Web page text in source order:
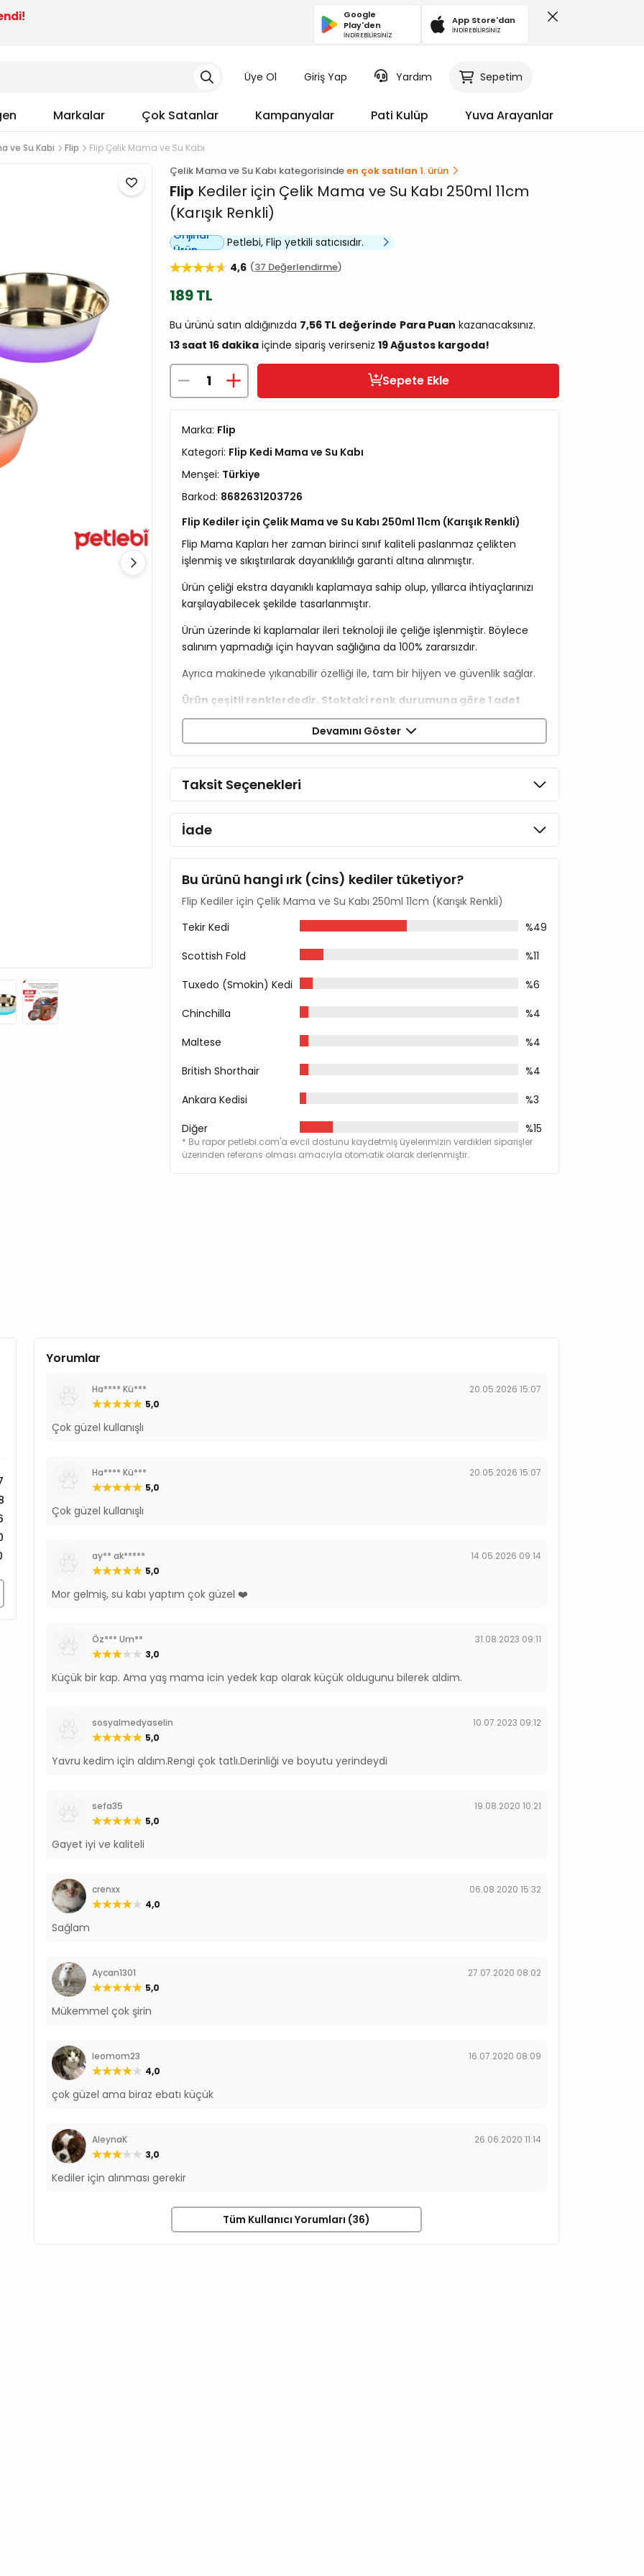
Google
Play'den
İNDİREBİLİRSİNİZ
App Store'dan
İNDİREBİLİRSİNİZ
Üye Ol Giriş Yap Yardım Sepetim
Markalar Çok Satanlar Kampanyalar Pati Kulüp Yuva Arayanlar
ve Su Kabı Flip Flip Çelik Mama ve Su Kabı
Çelik Mama ve Su Kabı kategorisindeen çok satılan 1. ürün
Flip Kediler için Çelik Mama ve Su Kabı 250ml 11cm
(Karışık Renkli)
Orijinal
Ürün
Petlebi, Flip yetkili satıcısıdır.
4,6
37 Değerlendirme
189 TL
Bu ürünü satın aldığınızda 7,56 TL değerinde Para Puan kazanacaksınız.
13 saat 16 dakika içinde sipariş verirseniz 19 Ağustos kargoda!
Sepete Ekle
Marka: Flip
Kategori: Flip Kedi Mama ve Su Kabı
Menşei: Türkiye
Barkod: 8682631203726
Flip Kediler için Çelik Mama ve Su Kabı 250ml 11cm (Karışık Renkli)
Flip Mama Kapları her zaman birinci sınıf kaliteli paslanmaz çelikten
işlenmiş ve sıkıştırılarak dayanıklılığı garanti altına alınmıştır.
Ürün çeliği ekstra dayanıklı kaplamaya sahip olup, yıllarca ihtiyaçlarınızı
karşılayabilecek şekilde tasarlanmıştır.
Ürün üzerinde ki kaplamalar ileri teknoloji ile çeliğe işlenmiştir. Böylece
salınım yapmadığı için hayvan sağlığına da 100% zararsızdır.
Ayrıca makinede yıkanabilir özelliği ile, tam bir hijyen ve güvenlik sağlar.
Ürün çeşitli renklerdedir. Stoktaki renk durumuna göre 1 adet
gönderim sağlanır.
Ürün Ölçüleri ve Hacmi:
Hacim: 250 ml
Devamını Göster
Taksit Seçenekleri
İade
Bu ürünü hangi ırk (cins) kediler tüketiyor?
Flip Kediler için Çelik Mama ve Su Kabı 250ml 11cm (Karışık Renkli)
Tekir Kedi
%49
Scottish Fold
%11
Tuxedo (Smokin) Kedi
%6
Chinchilla
%4
Maltese
%4
British Shorthair
%4
Ankara Kedisi
%3
Diğer
%15
* Bu rapor petlebi.com'a evcil dostunu kaydetmiş üyelerimizin verdikleri siparişler
üzerinden referans olması amacıyla otomatik olarak derlenmiştir.
Yorumlar
Ha**** Kü***
20.05.2026 15:07
5,0
Çok güzel kullanışlı
Ha**** Kü***
20.05.2026 15:07
5,0
Çok güzel kullanışlı
ay** ak*****
14.05.2026 09:14
5,0
Mor gelmiş, su kabı yaptım çok güzel ❤️
Öz*** Um**
31.08.2023 09:11
3,0
Küçük bir kap. Ama yaş mama icin yedek kap olarak küçük oldugunu bilerek aldim.
sosyalmedyaselin
10.07.2023 09:12
5,0
Yavru kedim için aldım.Rengi çok tatlı.Derinliği ve boyutu yerindeydi
sefa35
19.08.2020 10:21
5,0
Gayet iyi ve kaliteli
crenxx
06.08.2020 15:32
4,0
Sağlam
Aycan1301
27.07.2020 08:02
5,0
Mükemmel çok şirin
leomom23
16.07.2020 08:09
4,0
çok güzel ama biraz ebatı küçük
AleynaK
26.06.2020 11:14
3,0
Kediler için alınması gerekir
Tüm Kullanıcı Yorumları (36)